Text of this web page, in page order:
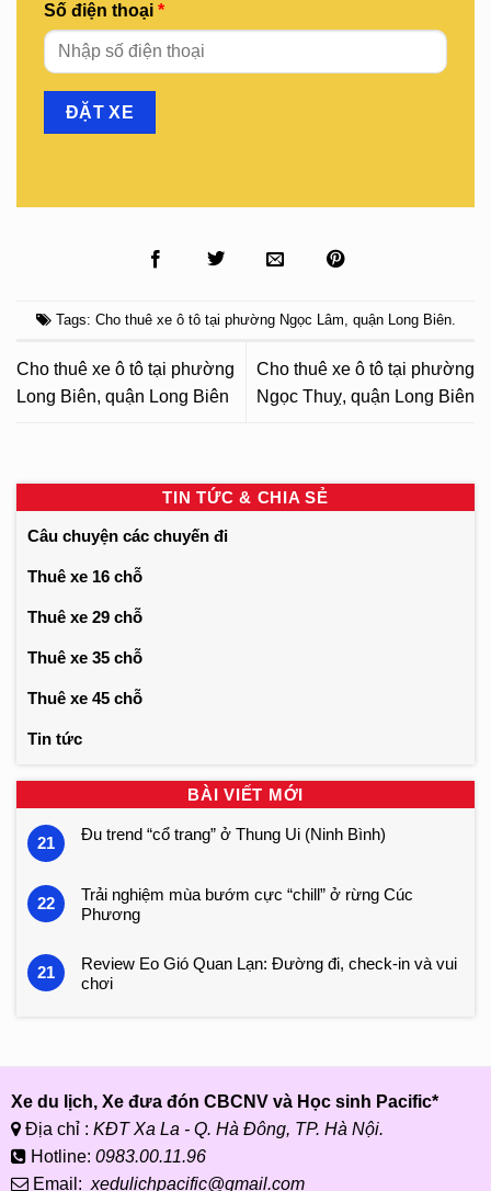
Số điện thoại *
Tags: Cho thuê xe ô tô tại phường Ngọc Lâm quận Long Biên.
Cho thuê xe ô tô tại phường
Long Biên, quận Long Biên
Cho thuê xe ô tô tại phường
Ngọc Thuỵ, quận Long Biên
TIN TỨC & CHIA SẺ
Câu chuyện các chuyến đi
Thuê xe 16 chỗ
Thuê xe 29 chỗ
Thuê xe 35 chỗ
Thuê xe 45 chỗ
Tin tức
BÀI VIẾT MỚI
21 Đu trend “cổ trang” ở Thung Ui (Ninh Bình)
22
Trải nghiệm mùa bướm cực “chill” ở rừng Cúc
Phương
21
Review Eo Gió Quan Lạn: Đường đi, check-in và vui
chơi
Xe du lịch, Xe đưa đón CBCNV và Học sinh Pacific*
Địa chỉ : KĐT Xa La - Q. Hà Đông, TP. Hà Nội.
Hotline: 0983.00.11.96
Email: xedulichpacific@gmail.com